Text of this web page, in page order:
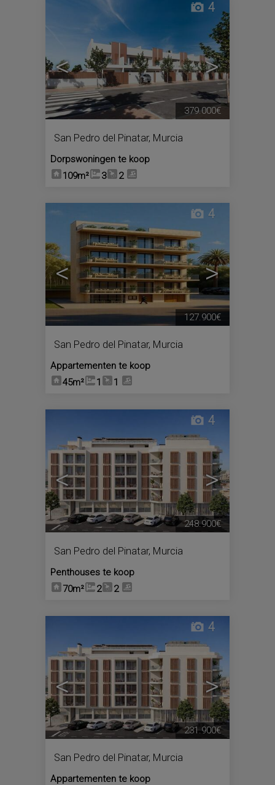
< >
4
San Pedro del Pinatar, Murcia
Dorpswoningen te koop
109m²
3 2
379.000€
< >
4
San Pedro del Pinatar, Murcia
Appartementen te koop
45m²
1 1
127.900€
< >
4
San Pedro del Pinatar, Murcia
Penthouses te koop
70m²
2 2
248.900€
< >
4
San Pedro del Pinatar, Murcia
Appartementen te koop
231.900€